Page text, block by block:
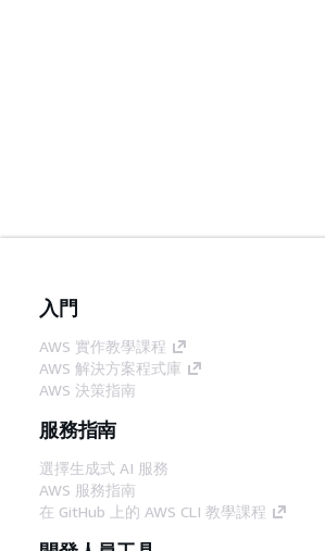
入門
AWS 實作教學課程
AWS 解決方案程式庫
AWS 決策指南
服務指南
選擇生成式 AI 服務
AWS 服務指南
在 GitHub 上的 AWS CLI 教學課程